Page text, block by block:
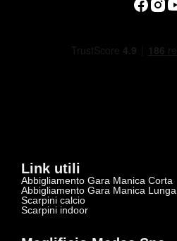
Link utili
Abbigliamento Gara Manica Corta
Abbigliamento Gara Manica Lunga
Scarpini calcio
Scarpini indoor